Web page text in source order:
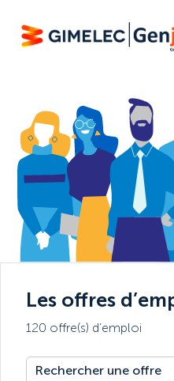
Les offres
120 offre(s) d’emploi